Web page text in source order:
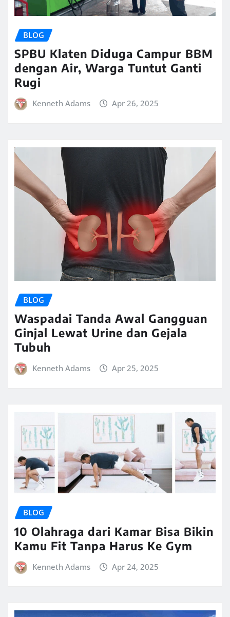
BLOG
SPBU Klaten Diduga Campur BBM
dengan Air, Warga Tuntut Ganti
Rugi
Kenneth Adams Apr 26, 2025
BLOG
Waspadai Tanda Awal Gangguan
Ginjal Lewat Urine dan Gejala
Tubuh
Kenneth Adams Apr 25, 2025
BLOG
10 Olahraga dari Kamar Bisa Bikin
Kamu Fit Tanpa Harus Ke Gym
Kenneth Adams Apr 24, 2025